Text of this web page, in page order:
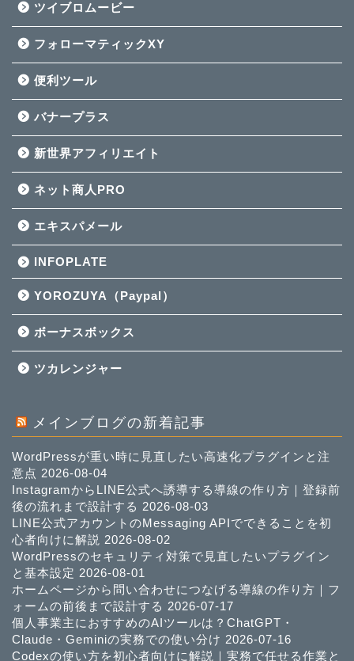
ツイブロムービー
フォローマティックXY
便利ツール
バナープラス
新世界アフィリエイト
ネット商人PRO
エキスパメール
INFOPLATE
YOROZUYA（Paypal）
ボーナスボックス
ツカレンジャー
メインブログの新着記事
WordPressが重い時に見直したい高速化プラグインと注
意点 2026-08-04
InstagramからLINE公式へ誘導する導線の作り方｜登録前
後の流れまで設計する 2026-08-03
LINE公式アカウントのMessaging APIでできることを初
心者向けに解説 2026-08-02
WordPressのセキュリティ対策で見直したいプラグイン
と基本設定 2026-08-01
ホームページから問い合わせにつなげる導線の作り方｜フ
ォームの前後まで設計する 2026-07-17
個人事業主におすすめのAIツールは？ChatGPT・
Claude・Geminiの実務での使い分け 2026-07-16
Codexの使い方を初心者向けに解説｜実務で任せる作業と